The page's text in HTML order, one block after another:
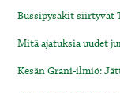
Bussipysäkit siirtyvät
Mitä ajatuksia uudet
Kesän Grani-ilmiö: